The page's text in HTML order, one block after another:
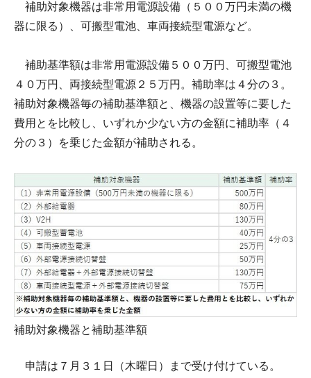
補助対象機器は非常用電源設備（５００万円未満の機
器に限る）、可搬型電池、車両接続型電源など。
補助基準額は非常用電源設備５００万円、可搬型電池
４０万円、両接続型電源２５万円。補助率は４分の３。
補助対象機器毎の補助基準額と、機器の設置等に要した
費用とを比較し、いずれか少ない方の金額に補助率（４
分の３）を乗じた金額が補助される。
補助対象機器と補助基準額
申請は７月３１日（木曜日）まで受け付けている。